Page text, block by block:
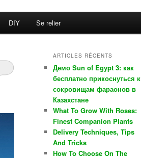
DIY Se relier
ARTICLES RÉCENTS
Демо Sun of Egypt 3: как
бесплатно прикоснуться к
сокровищам фараонов в
Казахстане
What To Grow With Roses:
Finest Companion Plants
Delivery Techniques, Tips
And Tricks
How To Choose On The